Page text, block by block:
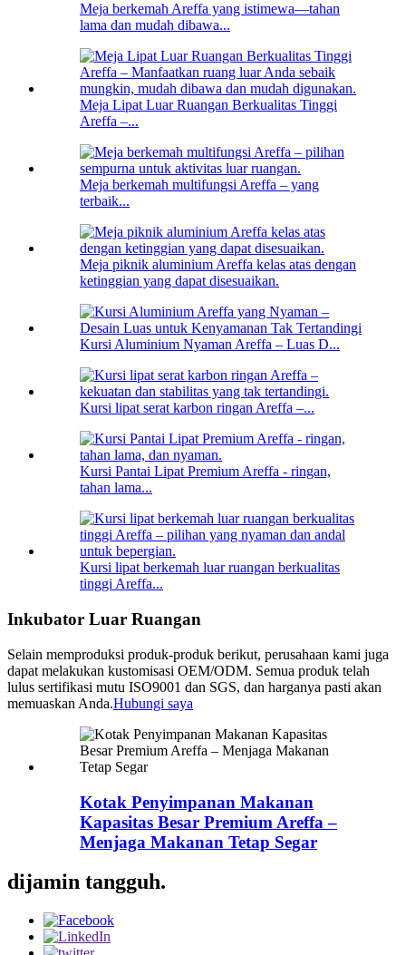
Meja berkemah Areffa yang istimewa—tahan
lama dan mudah dibawa...
Meja Lipat Luar Ruangan Berkualitas Tinggi
Areffa –...
Meja berkemah multifungsi Areffa – yang
terbaik...
Meja piknik aluminium Areffa kelas atas dengan
ketinggian yang dapat disesuaikan.
Kursi Aluminium Nyaman Areffa – Luas D...
Kursi lipat serat karbon ringan Areffa –...
Kursi Pantai Lipat Premium Areffa - ringan,
tahan lama...
Kursi lipat berkemah luar ruangan berkualitas
tinggi Areffa...
Inkubator Luar Ruangan
Selain memproduksi produk-produk berikut, perusahaan kami juga
dapat melakukan kustomisasi OEM/ODM. Semua produk telah
lulus sertifikasi mutu ISO9001 dan SGS, dan harganya pasti akan
memuaskan Anda.Hubungi saya
Kotak Penyimpanan Makanan
Kapasitas Besar Premium Areffa –
Menjaga Makanan Tetap Segar
dijamin tangguh.